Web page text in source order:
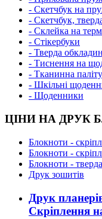
- Скетчбук на
- Скетчбук,
- Склейка на
- Стікербуки
- Тверда
- Тиснення на
- Тканинна
- Шкільні
- Щоденники
ЦІНИ НА ДРУК
Блокноти -
Блокноти -
Блокноти -
Друк зошитів
Друк
Скріплення